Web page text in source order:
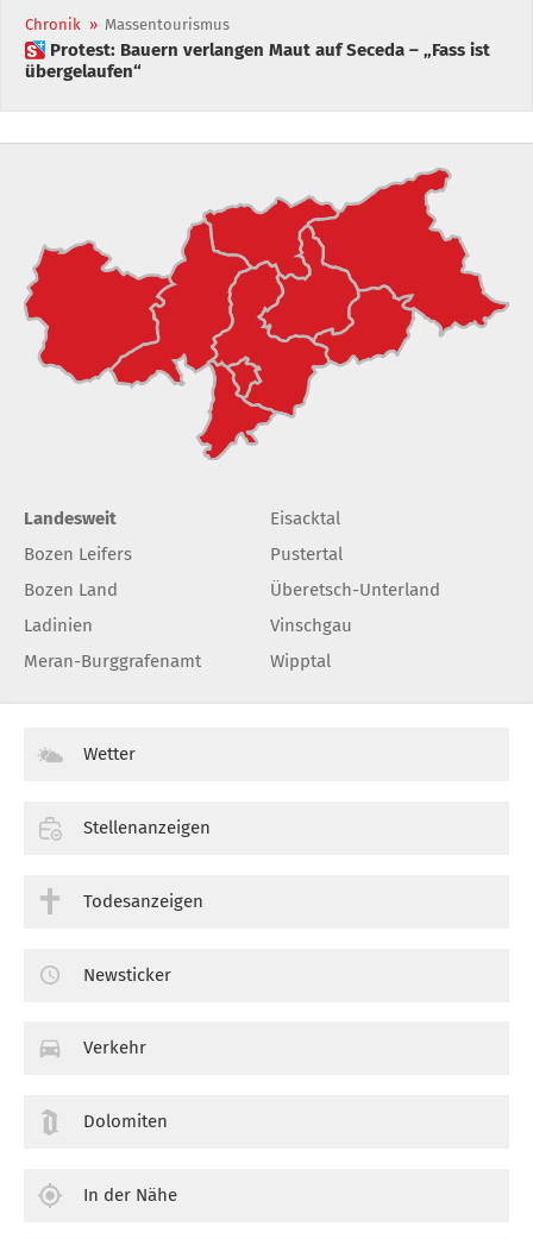
Chronik » Massentourismus
 Protest: Bauern verlangen Maut auf Seceda – „Fass ist
übergelaufen“
Landesweit
Bozen Leifers
Bozen Land
Ladinien
Meran-Burggrafenamt
Eisacktal
Pustertal
Überetsch-Unterland
Vinschgau
Wipptal
Wetter
Stellenanzeigen
Todesanzeigen
Newsticker
Verkehr
Dolomiten
In der Nähe